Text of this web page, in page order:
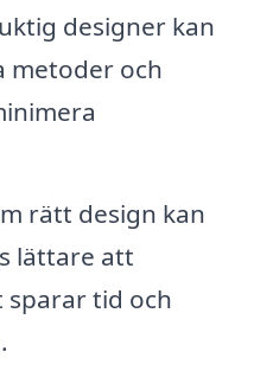
designer kan
metoder och
rätt design kan
lättare att
sparar tid och